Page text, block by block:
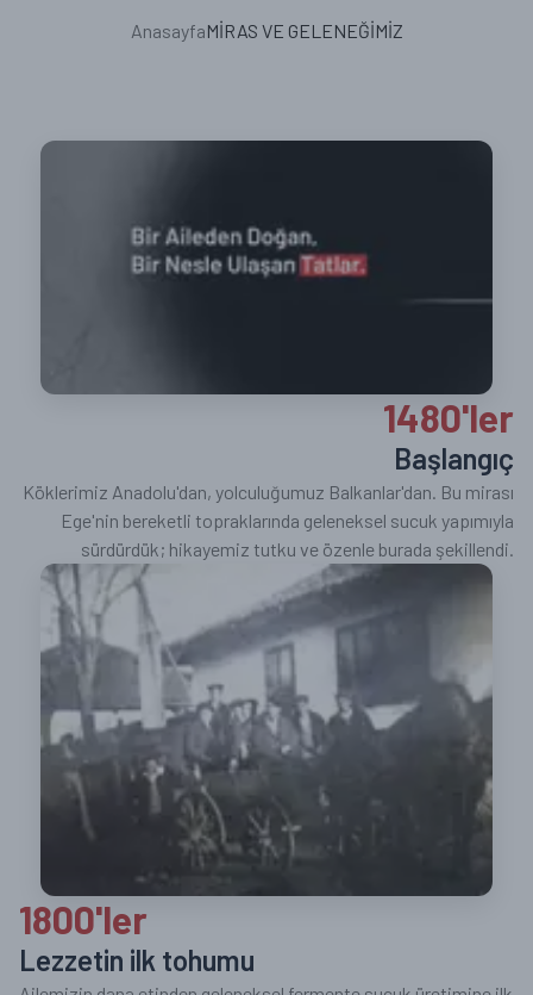
AnasayfaMİRAS VE GELENEĞİMİZ
1480'ler
Başlangıç
Köklerimiz Anadolu'dan, yolculuğumuz Balkanlar'dan. Bu mirası
Ege'nin bereketli topraklarında geleneksel sucuk yapımıyla
sürdürdük; hikayemiz tutku ve özenle burada şekillendi.
1800'ler
Lezzetin ilk tohumu